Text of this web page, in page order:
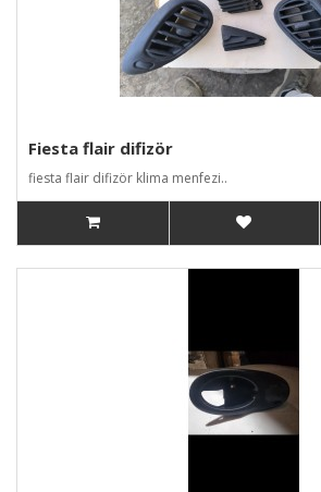
Fiesta flair difizör
fiesta flair difizör klima menfezi..